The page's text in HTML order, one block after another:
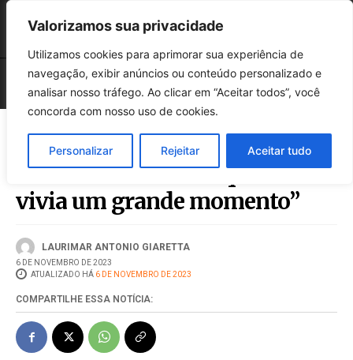
Valorizamos sua privacidade
Utilizamos cookies para aprimorar sua experiência de
navegação, exibir anúncios ou conteúdo personalizado e
analisar nosso tráfego. Ao clicar em “Aceitar todos”, você
concorda com nosso uso de cookies.
Personalizar Rejeitar Aceitar tudo
“O Claudio amava o que fazia e
vivia um grande momento”
LAURIMAR ANTONIO GIARETTA
6 DE NOVEMBRO DE 2023
ATUALIZADO HÁ 6 DE NOVEMBRO DE 2023
COMPARTILHE ESSA NOTÍCIA: